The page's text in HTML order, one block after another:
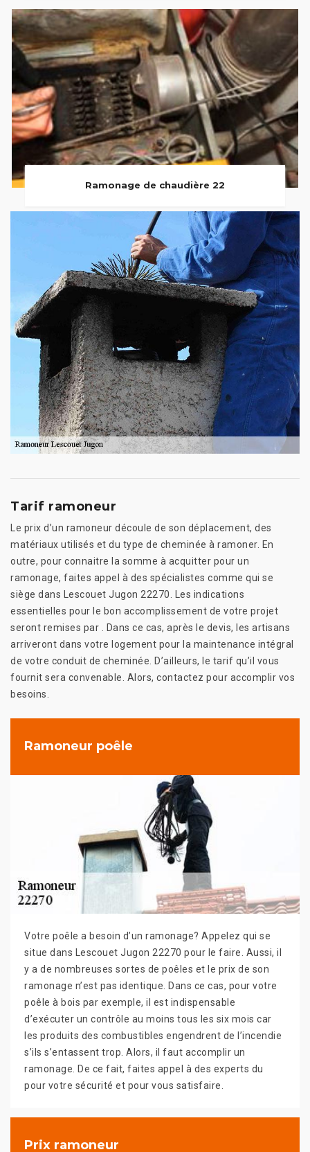
Ramonage de chaudière 22
Tarif ramoneur
Le prix d’un ramoneur découle de son déplacement, des
matériaux utilisés et du type de cheminée à ramoner. En
outre, pour connaitre la somme à acquitter pour un
ramonage, faites appel à des spécialistes comme qui se
siège dans Lescouet Jugon 22270. Les indications
essentielles pour le bon accomplissement de votre projet
seront remises par . Dans ce cas, après le devis, les artisans
arriveront dans votre logement pour la maintenance intégral
de votre conduit de cheminée. D’ailleurs, le tarif qu’il vous
fournit sera convenable. Alors, contactez pour accomplir vos
besoins.
Ramoneur poêle
Votre poêle a besoin d’un ramonage? Appelez qui se
situe dans Lescouet Jugon 22270 pour le faire. Aussi, il
y a de nombreuses sortes de poêles et le prix de son
ramonage n’est pas identique. Dans ce cas, pour votre
poêle à bois par exemple, il est indispensable
d’exécuter un contrôle au moins tous les six mois car
les produits des combustibles engendrent de l’incendie
s’ils s’entassent trop. Alors, il faut accomplir un
ramonage. De ce fait, faites appel à des experts du
pour votre sécurité et pour vous satisfaire.
Prix ramoneur